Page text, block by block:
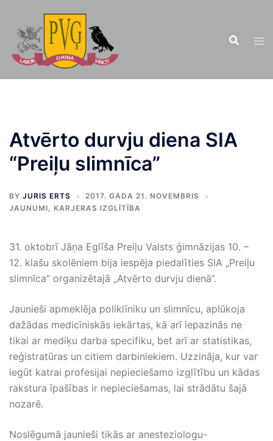
saturu
Atvērto durvju diena SIA
“Preiļu slimnīca”
BY JURIS ERTS
2017. GADA 21. NOVEMBRIS
JAUNUMI, KARJERAS IZGLĪTĪBA
31. oktobrī Jāņa Eglīša Preiļu Valsts ģimnāzijas 10. –
12. klašu skolēniem bija iespēja piedalīties SIA „Preiļu
slimnīca” organizētajā „Atvērto durvju dienā”.
Jaunieši apmeklēja poliklīniku un slimnīcu, aplūkoja
dažādas medicīniskās iekārtas, kā arī iepazinās ne
tikai ar mediķu darba specifiku, bet arī ar statistikas,
reģistratūras un citiem darbiniekiem. Uzzināja, kur var
iegūt katrai profesijai nepieciešamo izglītību un kādas
rakstura īpašības ir nepieciešamas, lai strādātu šajā
nozarē.
Noslēgumā jaunieši tikās ar anesteziologu-